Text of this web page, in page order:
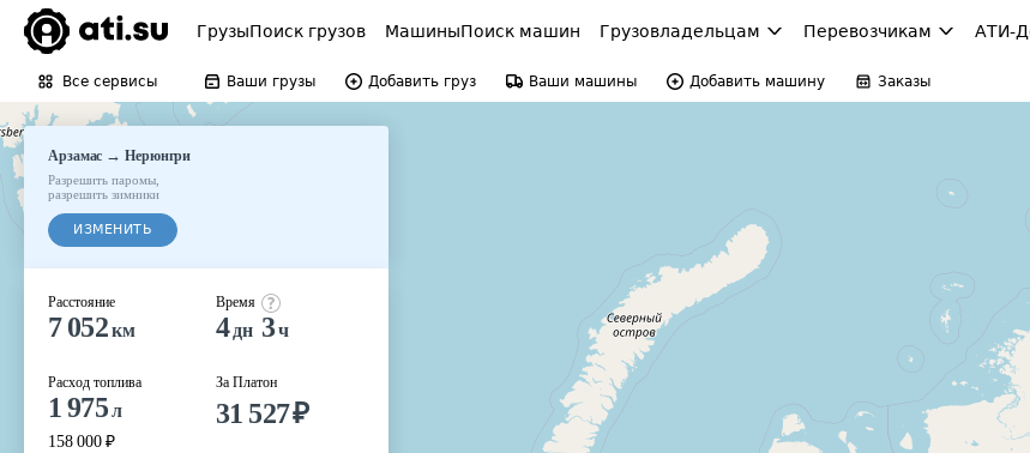
ГрузыПоиск грузов МашиныПоиск машин Грузовладельцам Перевозчикам АТИ-
Все сервисы Ваши грузы Добавить груз Ваши машины Добавить машину Заказы
Арзамас →Нерюнгри
Разрешить паромы
разрешить зимники
ИЗМЕНИТЬ
Расстояние
7 052км
Расход топлива
1 975л
158 000 ₽
Время
4 дн 3ч
За Платон
31 527₽